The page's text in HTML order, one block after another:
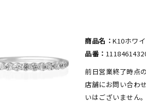
商品名：K10ホワ
品番：
前日営業終了時点
店舗にお問い合わ
いはございません。